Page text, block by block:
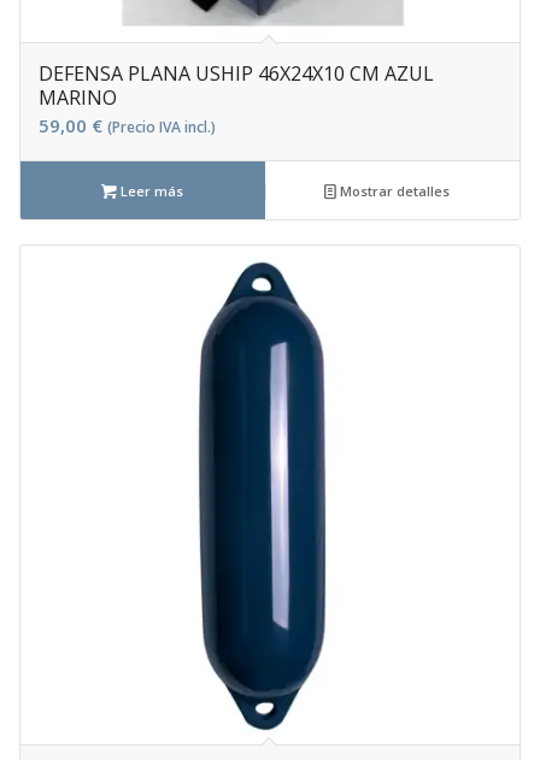
DEFENSA PLANA USHIP 46X24X10 CM AZUL
MARINO
59,00 € (Precio IVA incl.)
Leer más Mostrar detalles